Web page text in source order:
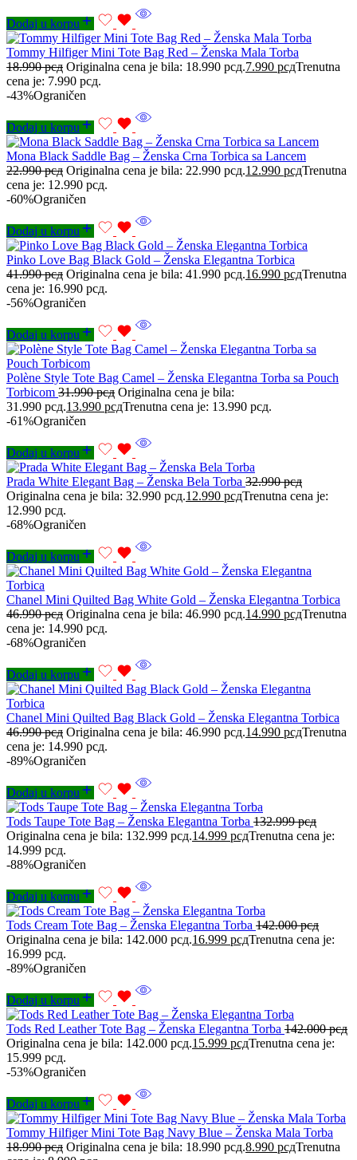
Dodaj u korpu
Tommy Hilfiger Mini Tote Bag Red – Ženska Mala Torba
18.990рсд Originalna cena je bila: 18.990 рсд.7.990 рсдTrenutna
cena je: 7.990 рсд.
-43%Ograničen
Dodaj u korpu
Mona Black Saddle Bag – Ženska Crna Torbica sa Lancem
22.990рсд Originalna cena je bila: 22.990 рсд.12.990 рсдTrenutna
cena je: 12.990 рсд.
-60%Ograničen
Dodaj u korpu
Pinko Love Bag Black Gold – Ženska Elegantna Torbica
41.990рсд Originalna cena je bila: 41.990 рсд.16.990 рсдTrenutna
cena je: 16.990 рсд.
-56%Ograničen
Dodaj u korpu
Polène Style Tote Bag Camel – Ženska Elegantna Torba sa Pouch
Torbicom 31.990рсд Originalna cena je bila:
31.990 рсд.13.990 рсдTrenutna cena je: 13.990 рсд.
-61%Ograničen
Dodaj u korpu
Prada White Elegant Bag – Ženska Bela Torba 32.990рсд
Originalna cena je bila: 32.990 рсд.12.990 рсдTrenutna cena je:
12.990 рсд.
-68%Ograničen
Dodaj u korpu
Chanel Mini Quilted Bag White Gold – Ženska Elegantna Torbica
46.990рсд Originalna cena je bila: 46.990 рсд.14.990 рсдTrenutna
cena je: 14.990 рсд.
-68%Ograničen
Dodaj u korpu
Chanel Mini Quilted Bag Black Gold – Ženska Elegantna Torbica
46.990рсд Originalna cena je bila: 46.990 рсд.14.990 рсдTrenutna
cena je: 14.990 рсд.
-89%Ograničen
Dodaj u korpu
Tods Taupe Tote Bag – Ženska Elegantna Torba 132.999рсд
Originalna cena je bila: 132.999 рсд.14.999 рсдTrenutna cena je:
14.999 рсд.
-88%Ograničen
Dodaj u korpu
Tods Cream Tote Bag – Ženska Elegantna Torba 142.000рсд
Originalna cena je bila: 142.000 рсд.16.999 рсдTrenutna cena je:
16.999 рсд.
-89%Ograničen
Dodaj u korpu
Tods Red Leather Tote Bag – Ženska Elegantna Torba 142.000рсд
Originalna cena je bila: 142.000 рсд.15.999 рсдTrenutna cena je:
15.999 рсд.
-53%Ograničen
Dodaj u korpu
Tommy Hilfiger Mini Tote Bag Navy Blue – Ženska Mala Torba
18.990рсд Originalna cena je bila: 18.990 рсд.8.990 рсдTrenutna